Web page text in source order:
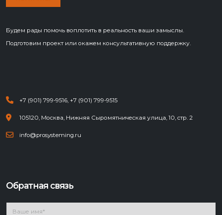
Будем рады помочь воплотить в реальность ваши замыслы.
Подготовим проект или окажем консультативную поддержку.
+7 (901) 799-9516 +7 (901) 799-9515
105120, Москва, Нижняя Сыромятническая улица, 10, стр. 2
info@prosysteming.ru
Обратная связь